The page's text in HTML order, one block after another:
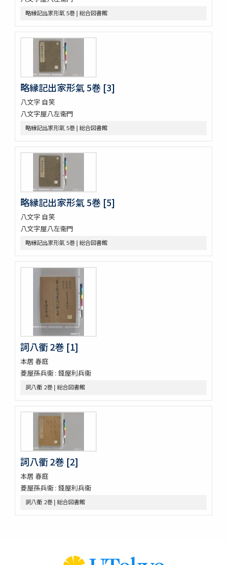
玉襷添紐下解
助辭音義考
言靈顕證圖
助辭音義考
古今集類辭 2巻
甲府新聞
論語 10巻
つれつれ 2巻
中華若木詩抄 4巻
倭名類聚鈔 20巻
令義解 10巻
論語 10巻
論語 10巻
立齋先生標題觧註音釋十八史畧 7巻
元亨釋書 30巻
論語 10巻
孟子 14巻
大學
中庸 1巻坿補音釋1巻
周易 9巻坿略例 2巻
塵添壒囊鈔 20巻
日本書紀抄 3巻
二十四孝
略要抄 3巻
倭玉篇 3巻 (存1巻)
大藏一覽集 10巻
萬葉集 20巻
新編排韻増廣事類氏族大全 10巻 (存1巻)
文選 60巻目録1巻
重刋貞和類聚祖苑聯芳集 10巻
大諸禮集 17巻
源氏物語 54巻
兀菴和尚語録
中庸章句詳説
帝鑑圖説 2巻
見聞軍抄 8巻 (存7巻)
論語 10巻
節用集 2巻 (存1巻)
周易兼義 9巻坿略例1巻經典釋文1巻
古今韻會舉要小補 30巻
西遊眞詮 10巻100回
略縁記出家形氣 5巻 | 総合図書館
略縁記出家形氣 5巻 [3]
八文字 自笑
八文字屋八左衞門
略縁記出家形氣 5巻 | 総合図書館
略縁記出家形氣 5巻 [5]
八文字 自笑
八文字屋八左衞門
略縁記出家形氣 5巻 | 総合図書館
詞八衢 2巻 [1]
本居 春庭
菱屋孫兵衞 : 錢屋利兵衞
詞八衢 2巻 | 総合図書館
詞八衢 2巻 [2]
本居 春庭
菱屋孫兵衞 : 錢屋利兵衞
詞八衢 2巻 | 総合図書館